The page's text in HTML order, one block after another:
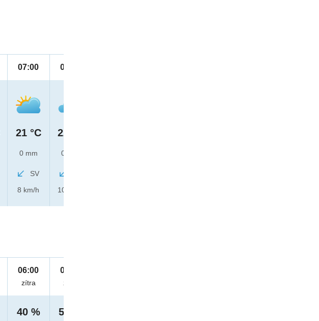
07:00
21 °C
0 mm
SV
8 km/h
08:00
22 °C
0 mm
10 km/h
06:00
zítra
40 %
07:00
zítra
50 %